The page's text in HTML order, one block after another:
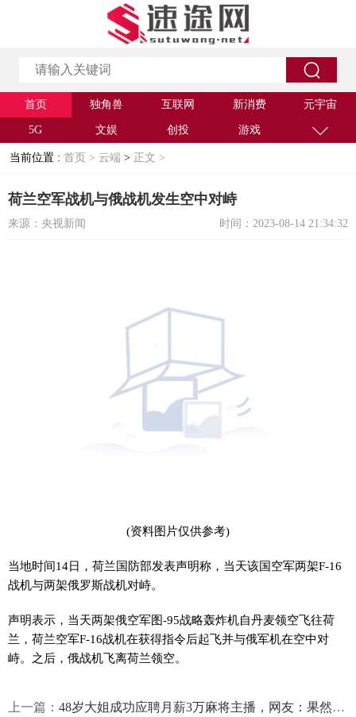
首页 独角兽 互联网 新消费 元宇宙
5G 文娱 创投 游戏
当前位置 : 首页 > 云端 > 正文 >
荷兰空军战机与俄战机发生空中对峙
来源：央视新闻 时间：2023-08-14 21:34:32
(资料图片仅供参考)
当地时间14日，荷兰国防部发表声明称，当天该国空军两架F-16
战机与两架俄罗斯战机对峙。
声明表示，当天两架俄空军图-95战略轰炸机自丹麦领空飞往荷
兰，荷兰空军F-16战机在获得指令后起飞并与俄军机在空中对
峙。之后，俄战机飞离荷兰领空。
上一篇： 48岁大姐成功应聘月薪3万麻将主播，网友：果然四川人自带麻将Buff技能点